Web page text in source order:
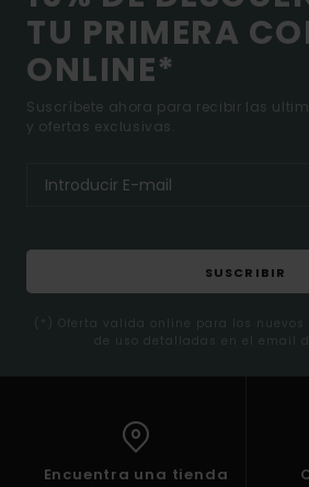
TU PRIMERA
ONLINE*
Suscríbete ahora para recibir las
y ofertas exclusivas.
SUSCRIBIR
(*) Oferta valida online para los nuevos
de uso detalladas en el email
Encuentra una tienda